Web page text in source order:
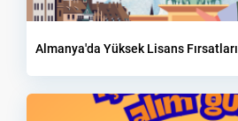
Almanya'da Yüksek Lisans Fırsatları